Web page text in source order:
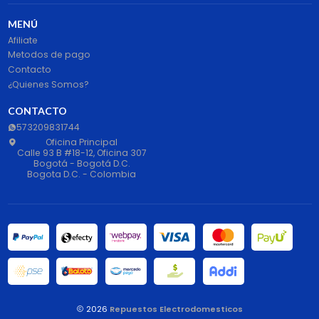
MENÚ
Afiliate
Metodos de pago
Contacto
¿Quienes Somos?
CONTACTO
573209831744
Oficina Principal
Calle 93 B #18-12, Oficina 307
Bogotá - Bogotá D.C.
Bogota D.C. - Colombia
2026 Repuestos Electrodomesticos